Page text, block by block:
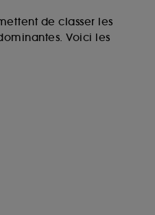
de classer les
Voici les
Voous pouvez à tout
consentement. Si vous
sur les cookies